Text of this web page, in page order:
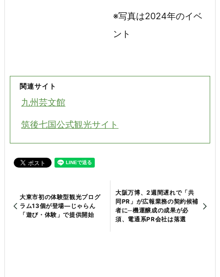
※写真は2024年のイベ
ント
関連サイト
九州芸文館
筑後七国公式観光サイト
大東市初の体験型観光プログ
ラム13個が登場—じゃらん
「遊び・体験」で提供開始
大阪万博、2週間遅れで「共
同PR」が広報業務の契約候補
者に─機運醸成の成果が必
須、電通系PR会社は落選